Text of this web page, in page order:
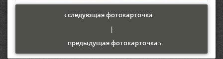
‹ следующая фотокарточка
|
предыдущая фотокарточка ›